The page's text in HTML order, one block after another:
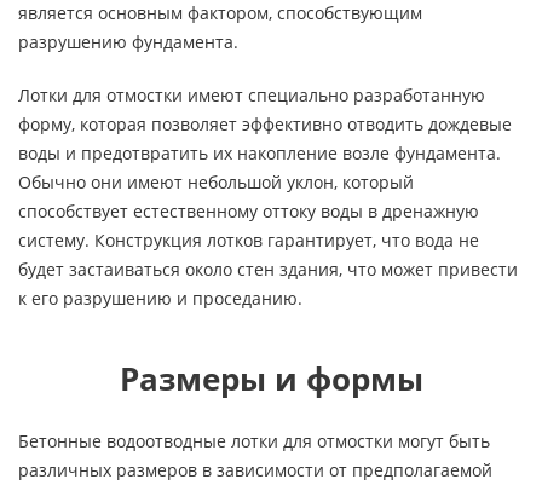
является основным фактором, способствующим
разрушению фундамента.
Лотки для отмостки имеют специально разработанную
форму, которая позволяет эффективно отводить дождевые
воды и предотвратить их накопление возле фундамента.
Обычно они имеют небольшой уклон, который
способствует естественному оттоку воды в дренажную
систему. Конструкция лотков гарантирует, что вода не
будет застаиваться около стен здания, что может привести
к его разрушению и проседанию.
Размеры и формы
Бетонные водоотводные лотки для отмостки могут быть
различных размеров в зависимости от предполагаемой